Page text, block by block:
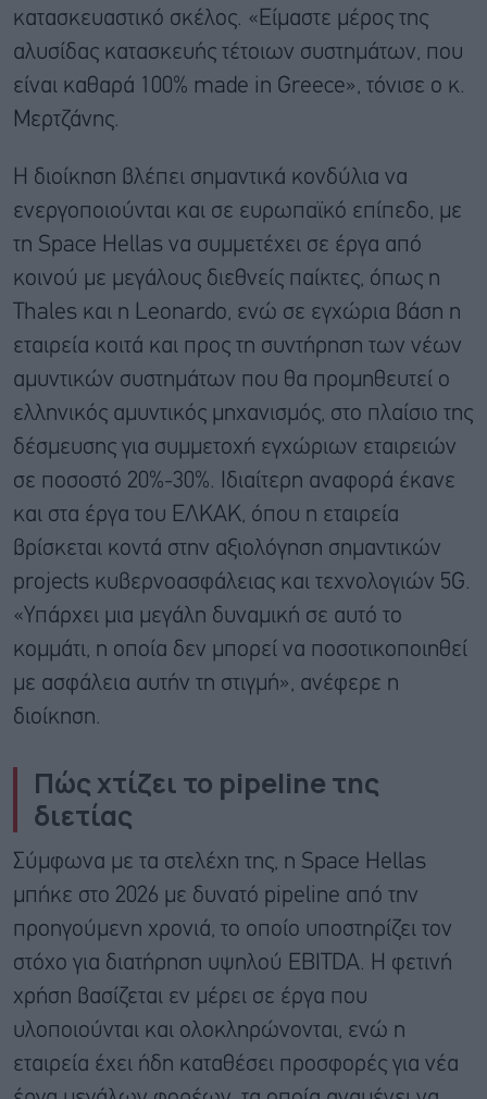
κατασκευαστικό σκέλος. «Είμαστε μέρος της
αλυσίδας κατασκευής τέτοιων συστημάτων, που
είναι καθαρά 100% made in Greece», τόνισε ο κ.
Μερτζάνης.
Η διοίκηση βλέπει σημαντικά κονδύλια να
ενεργοποιούνται και σε ευρωπαϊκό επίπεδο, με
τη Space Hellas να συμμετέχει σε έργα από
κοινού με μεγάλους διεθνείς παίκτες, όπως η
Thales και η Leonardo, ενώ σε εγχώρια βάση η
εταιρεία κοιτά και προς τη συντήρηση των νέων
αμυντικών συστημάτων που θα προμηθευτεί ο
ελληνικός αμυντικός μηχανισμός, στο πλαίσιο της
δέσμευσης για συμμετοχή εγχώριων εταιρειών
σε ποσοστό 20%-30%. Ιδιαίτερη αναφορά έκανε
και στα έργα του ΕΛΚΑΚ, όπου η εταιρεία
βρίσκεται κοντά στην αξιολόγηση σημαντικών
projects κυβερνοασφάλειας και τεχνολογιών 5G.
«Υπάρχει μια μεγάλη δυναμική σε αυτό το
κομμάτι, η οποία δεν μπορεί να ποσοτικοποιηθεί
με ασφάλεια αυτήν τη στιγμή», ανέφερε η
διοίκηση.
Πώς χτίζει το pipeline της
διετίας
Σύμφωνα με τα στελέχη της, η Space Hellas
μπήκε στο 2026 με δυνατό pipeline από την
προηγούμενη χρονιά, το οποίο υποστηρίζει τον
στόχο για διατήρηση υψηλού EBITDA. Η φετινή
χρήση βασίζεται εν μέρει σε έργα που
υλοποιούνται και ολοκληρώνονται, ενώ η
εταιρεία έχει ήδη καταθέσει προσφορές για νέα